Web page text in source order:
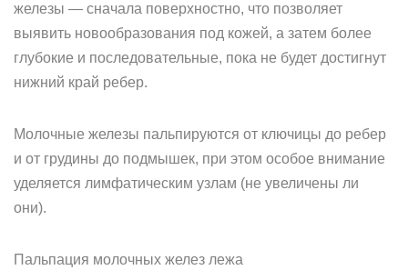
железы — сначала поверхностно, что позволяет
выявить новообразования под кожей, а затем более
глубокие и последовательные, пока не будет достигнут
нижний край ребер.
Молочные железы пальпируются от ключицы до ребер
и от грудины до подмышек, при этом особое внимание
уделяется лимфатическим узлам (не увеличены ли
они).
Пальпация молочных желез лежа